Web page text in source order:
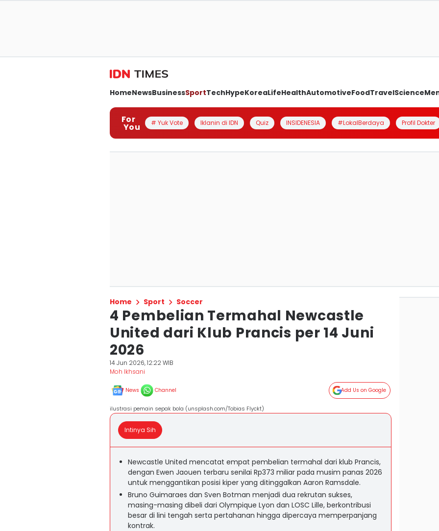
HomeNewsBusinessSportTechHypeKoreaLifeHealthAutomotiveFoodTravelScience
For
You # Yuk Vote Iklanin di IDN Quiz INSIDENESIA #LokalBerdaya Profil Dokter
Home Sport Soccer
4 Pembelian Termahal Newcastle
United dari Klub Prancis per 14 Juni
2026
14 Jun 2026, 12:22 WIB
Moh Ikhsani
News Channel Add Us on Google
ilustrasi pemain sepak bola (unsplash.com/Tobias Flyckt)
Intinya Sih
Newcastle United mencatat empat pembelian termahal dari klub Prancis,
dengan Ewen Jaouen terbaru senilai Rp373 miliar pada musim panas 2026
untuk menggantikan posisi kiper yang ditinggalkan Aaron Ramsdale.
Bruno Guimaraes dan Sven Botman menjadi dua rekrutan sukses,
masing-masing dibeli dari Olympique Lyon dan LOSC Lille, berkontribusi
besar di lini tengah serta pertahanan hingga dipercaya memperpanjang
kontrak.